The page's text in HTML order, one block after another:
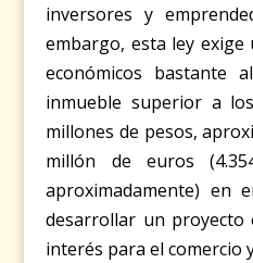
inversores y
embargo, esta ley
económicos bastante
inmueble superior a
millones de pesos,
millón de euros
aproximadamente) en
desarrollar un proyecto
interés para el comercio